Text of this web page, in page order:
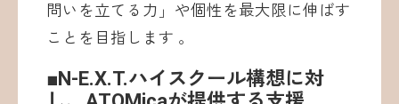
問いを立てる力」や個性を最大限に伸ばす
ことを目指します 。
■N-E.X.T.ハイスクール構想に対